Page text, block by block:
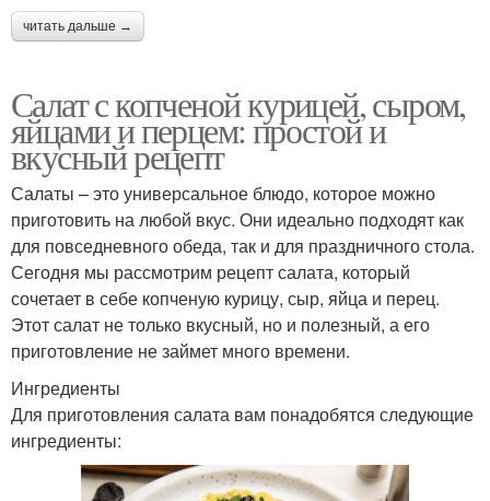
читать дальше →
Салат с копченой курицей, сыром,
яйцами и перцем: простой и
вкусный рецепт
Салаты – это универсальное блюдо, которое можно
приготовить на любой вкус. Они идеально подходят как
для повседневного обеда, так и для праздничного стола.
Сегодня мы рассмотрим рецепт салата, который
сочетает в себе копченую курицу, сыр, яйца и перец.
Этот салат не только вкусный, но и полезный, а его
приготовление не займет много времени.
Ингредиенты
Для приготовления салата вам понадобятся следующие
ингредиенты: